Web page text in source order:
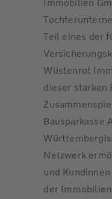
Immobilien
Teil eines der
Wüstenrot
dieser starken
Bausparkasse
Netzwerk
und
der